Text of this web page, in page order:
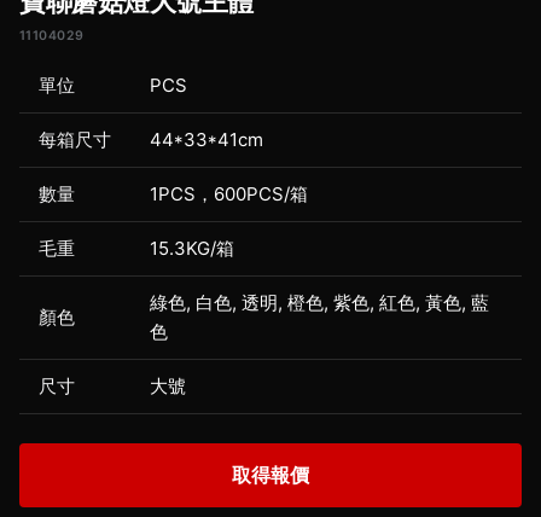
11104029
單位 PCS
每箱尺寸 44*33*41cm
數量 1PCS，600PCS/箱
毛重 15.3KG/箱
顏色
綠色, 白色, 透明, 橙色, 紫色, 紅色, 黃色, 藍
色
尺寸 大號
取得報價